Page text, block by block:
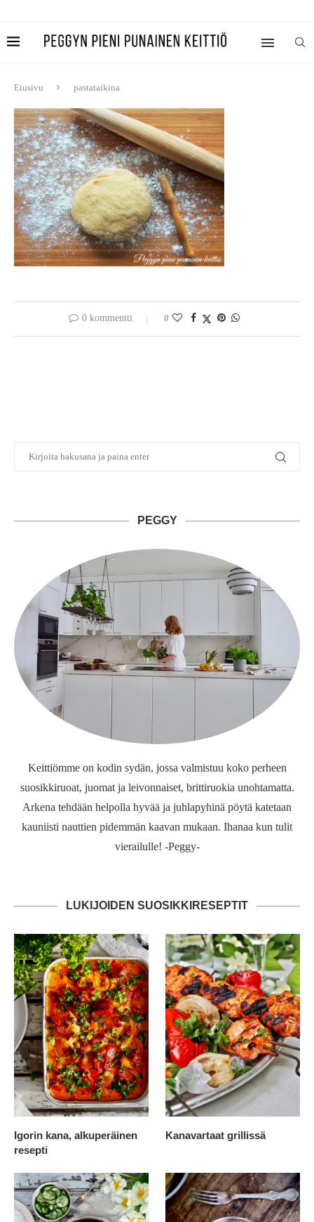
Etusivu pastataikina
0 kommentti 0
PEGGY
Keittiömme on kodin sydän, jossa valmistuu koko perheen
suosikkiruoat, juomat ja leivonnaiset, brittiruokia unohtamatta.
Arkena tehdään helpolla hyvää ja juhlapyhinä pöytä katetaan
kauniisti nauttien pidemmän kaavan mukaan. Ihanaa kun tulit
vierailulle! -Peggy-
LUKIJOIDEN SUOSIKKIRESEPTIT
Igorin kana, alkuperäinen
resepti
Kanavartaat grillissä